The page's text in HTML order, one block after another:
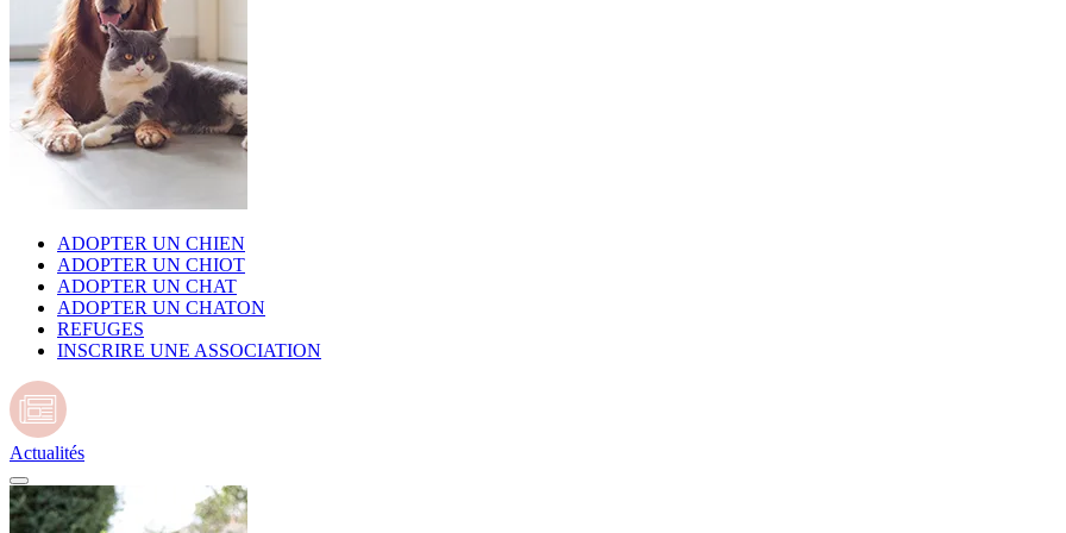
ADOPTER UN CHIEN
ADOPTER UN CHIOT
ADOPTER UN CHAT
ADOPTER UN CHATON
REFUGES
INSCRIRE UNE ASSOCIATION
Actualités